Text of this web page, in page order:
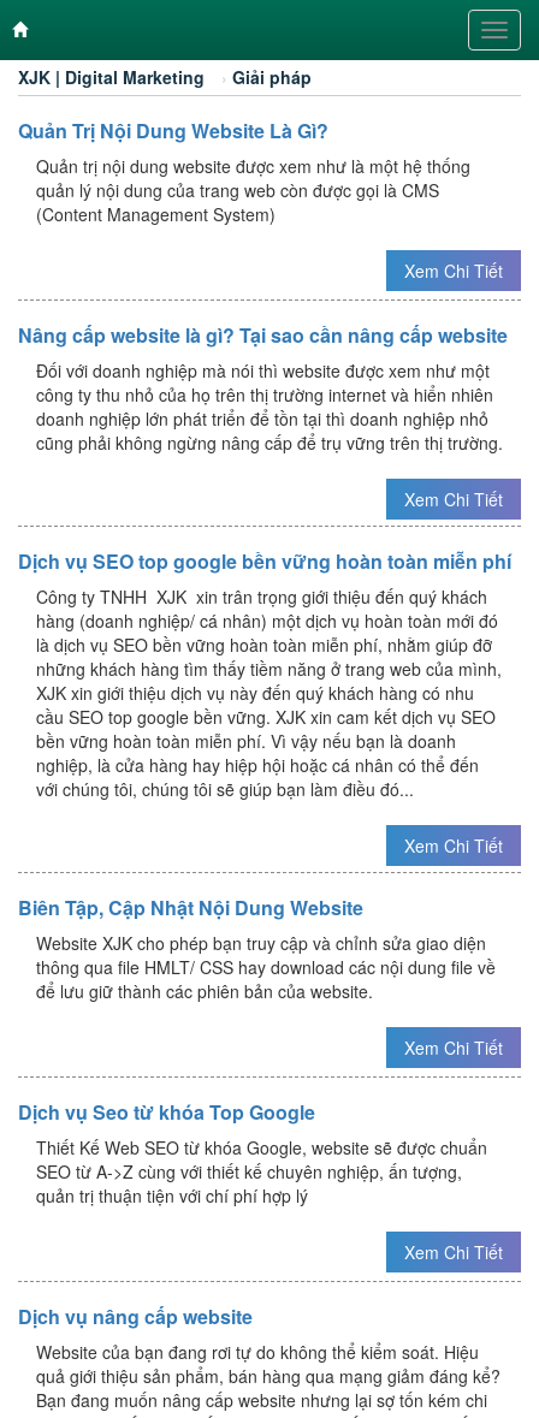
XJK | Digital Marketing
› Giải pháp
Quản Trị Nội Dung Website Là Gì?
Quản trị nội dung website được xem như là một hệ thống
quản lý nội dung của trang web còn được gọi là CMS
(Content Management System)
Xem Chi Tiết
Nâng cấp website là gì? Tại sao cần nâng cấp website
Đối với doanh nghiệp mà nói thì website được xem như một
công ty thu nhỏ của họ trên thị trường internet và hiển nhiên
doanh nghiệp lớn phát triển để tồn tại thì doanh nghiệp nhỏ
cũng phải không ngừng nâng cấp để trụ vững trên thị trường.
Xem Chi Tiết
Dịch vụ SEO top google bền vững hoàn toàn miễn phí
Công ty TNHH XJK xin trân trọng giới thiệu đến quý khách
hàng (doanh nghiệp/ cá nhân) một dịch vụ hoàn toàn mới đó
là dịch vụ SEO bền vững hoàn toàn miễn phí, nhằm giúp đỡ
những khách hàng tìm thấy tiềm năng ở trang web của mình,
XJK xin giới thiệu dịch vụ này đến quý khách hàng có nhu
cầu SEO top google bền vững. XJK xin cam kết dịch vụ SEO
bền vững hoàn toàn miễn phí. Vì vậy nếu bạn là doanh
nghiệp, là cửa hàng hay hiệp hội hoặc cá nhân có thể đến
với chúng tôi, chúng tôi sẽ giúp bạn làm điều đó...
Xem Chi Tiết
Biên Tập, Cập Nhật Nội Dung Website
Website XJK cho phép bạn truy cập và chỉnh sửa giao diện
thông qua file HMLT/ CSS hay download các nội dung file về
để lưu giữ thành các phiên bản của website.
Xem Chi Tiết
Dịch vụ Seo từ khóa Top Google
Thiết Kế Web SEO từ khóa Google, website sẽ được chuẩn
SEO từ A->Z cùng với thiết kế chuyên nghiệp, ấn tượng,
quản trị thuận tiện với chí phí hợp lý
Xem Chi Tiết
Dịch vụ nâng cấp website
Website của bạn đang rơi tự do không thể kiểm soát. Hiệu
quả giới thiệu sản phẩm, bán hàng qua mạng giảm đáng kể?
Bạn đang muốn nâng cấp website nhưng lại sợ tốn kém chi